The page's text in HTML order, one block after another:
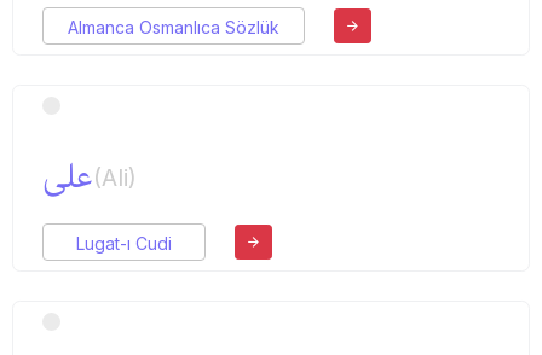
Almanca Osmanlıca Sözlük
علی(Ali)
Lugat-ı Cudi